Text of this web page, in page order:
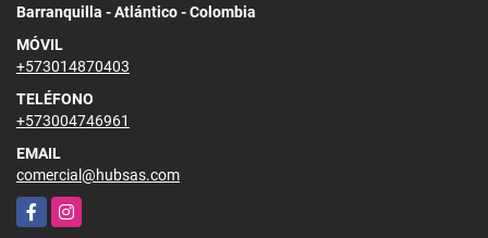
Barranquilla - Atlántico - Colombia
MÓVIL
+573014870403
TELÉFONO
+573004746961
EMAIL
comercial@hubsas.com
FacebookInstagram